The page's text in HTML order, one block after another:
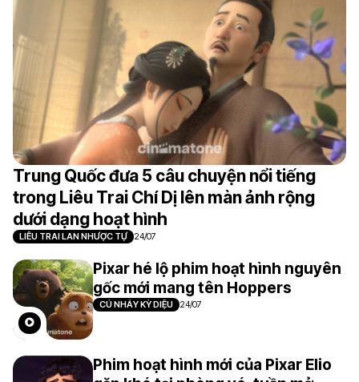
Trung Quốc đưa 5 câu chuyện nổi tiếng
trong Liêu Trai Chí Dị lên màn ảnh rộng
dưới dạng hoạt hình
LIÊU TRAI LAN NHƯỢC TỰ 24/07
Pixar hé lộ phim hoạt hình nguyên
gốc mới mang tên Hoppers
CÚ NHẢY KỲ DIỆU 24/07
Phim hoạt hình mới của Pixar Elio